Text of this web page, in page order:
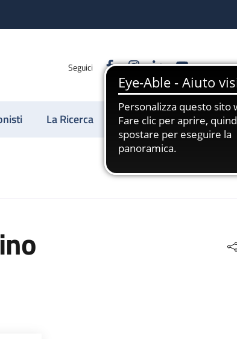
Seguici FacebookInstagram
LinkedinYouTube
La Ricerca Sostienici